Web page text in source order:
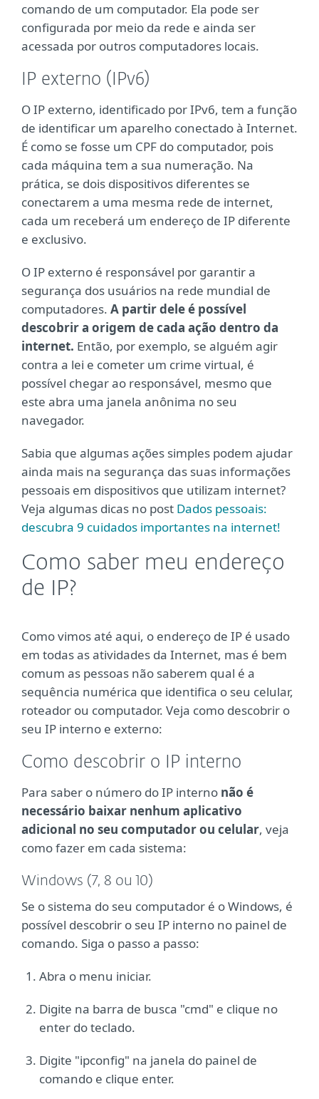
comando de um computador. Ela pode ser
configurada por meio da rede e ainda ser
acessada por outros computadores locais.
IP externo (IPv6)
O IP externo, identificado por IPv6, tem a função
de identificar um aparelho conectado à Internet.
É como se fosse um CPF do computador, pois
cada máquina tem a sua numeração. Na
prática, se dois dispositivos diferentes se
conectarem a uma mesma rede de internet,
cada um receberá um endereço de IP diferente
e exclusivo.
O IP externo é responsável por garantir a
segurança dos usuários na rede mundial de
computadores. A partir dele é possível
descobrir a origem de cada ação dentro da
internet. Então, por exemplo, se alguém agir
contra a lei e cometer um crime virtual, é
possível chegar ao responsável, mesmo que
este abra uma janela anônima no seu
navegador.
Sabia que algumas ações simples podem ajudar
ainda mais na segurança das suas informações
pessoais em dispositivos que utilizam internet?
Veja algumas dicas no post Dados pessoais:
descubra 9 cuidados importantes na internet!
Como saber meu endereço
de IP?
Como vimos até aqui, o endereço de IP é usado
em todas as atividades da Internet, mas é bem
comum as pessoas não saberem qual é a
sequência numérica que identifica o seu celular,
roteador ou computador. Veja como descobrir o
seu IP interno e externo:
Como descobrir o IP interno
Para saber o número do IP interno não é
necessário baixar nenhum aplicativo
adicional no seu computador ou celular, veja
como fazer em cada sistema:
Windows (7, 8 ou 10)
Se o sistema do seu computador é o Windows, é
possível descobrir o seu IP interno no painel de
comando. Siga o passo a passo:
Abra o menu iniciar.
Digite na barra de busca "cmd" e clique no
enter do teclado.
Digite "ipconfig" na janela do painel de
comando e clique enter.